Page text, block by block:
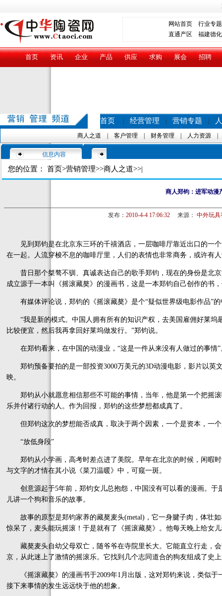
网站首页
行业专题
直通产区 福建德化
首页 资讯 企业 产品 供应 求购 展会 招聘
首页 经营管理 营销专题
商人之道 客户管理 财务管理 人力资源
信息内容
您的位置： 首页>营销管理>>商人之道>>|
商人郑钧：进军动漫
发布： 2010-4-4 17:06:32 来源： 中外玩
见到郑钧是在北京东三环的千禧酒店，一层咖啡厅靠近出口的一个
在一起。人流穿梭不息的咖啡厅里，人们的表情也非常商务，或许有
昔日那个桀骜不驯、真诚表达自己的歌手郑钧，现在的身份是北
成立源于一本叫《摇滚藏獒》的漫画书，这是一本郑钧自己创作的书
有媒体评论说，郑钧的《摇滚藏獒》是个“疑似世界级电影作品”的
“我是新的模式。中国人拥有所有的知识产权，去美国雇佣好莱坞
比较便宜，然后我再拿回好莱坞做发行。”郑钧说。
在郑钧看来，在中国的动漫业，“这是一件从来没有人做过的事情”
郑钧预备要拍的是一部投资3000万美元的3D动漫电影，影片以英
映。
郑钧从小就愿意相信那些不可能的事情，当年，他是第一个把摇
乐并付诸行动的人。作为回报，郑钧的这些梦想都成真了。
但郑钧这次的梦想能否成真，取决于两个因素，一个是资本，一个
“放低身段”
郑钧从小学画，高考时差点进了美院。早年在北京的时候，闲暇
与文字的才情在其小说《菜刀温暖》中，可窥一斑。
创意源起于5年前，郑钧女儿总抱怨，中国没有可以看的漫画。于
儿讲一个狗和音乐的故事。
故事的原型是郑钧家养的藏獒麦头(metal)，它一身腱子肉，体壮
惊呆了，麦头能玩摇滚！于是就有了《摇滚藏獒》。他每天晚上给女
藏獒麦头自幼父母双亡，随爷爷在寺院里长大。它能直立行走，
京，从此迷上了激情的摇滚乐。它找到几个志同道合的狗友组成了
《摇滚藏獒》的漫画书于2009年1月出版，这对郑钧来说，类似于
接下来事情的发生远远快于他的想象。